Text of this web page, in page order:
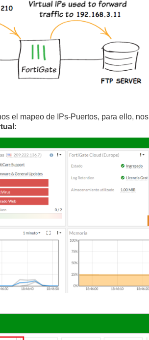
el mapeo de IPs-Puertos, para ello, nos
: